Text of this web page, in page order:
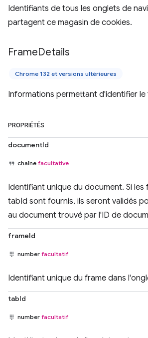
Identifiants de tous les onglets de
partagent ce magasin de cookies.
FrameDetails
Chrome 132 et versions ultérieures
Informations permettant d'identifier le
PROPRIÉTÉS
documentId
chaîne facultative
Identifiant unique du document. Si les
tabId sont fournis, ils seront validés
au document trouvé par l'ID de
frameId
number facultatif
Identifiant unique du frame dans
tabId
number facultatif